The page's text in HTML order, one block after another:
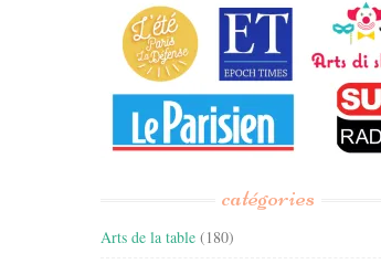
catégories
Arts de la table (180)